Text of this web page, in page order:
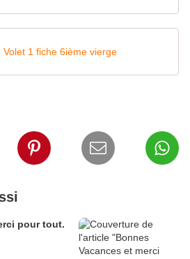
Volet 1 fiche 6ième vierge
pour tout.